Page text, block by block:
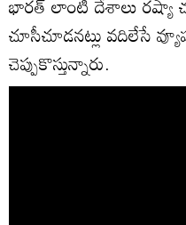
చూసీచూడనట్లు వదిలేసే
చెప్పుకొస్తున్నారు.